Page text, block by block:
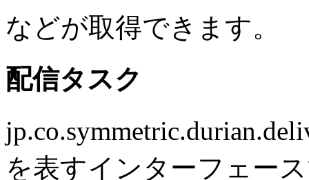
などが取得できます。
配信タスク
を表すインターフェー